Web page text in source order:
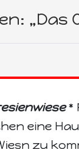
„Das
*
eine
zu